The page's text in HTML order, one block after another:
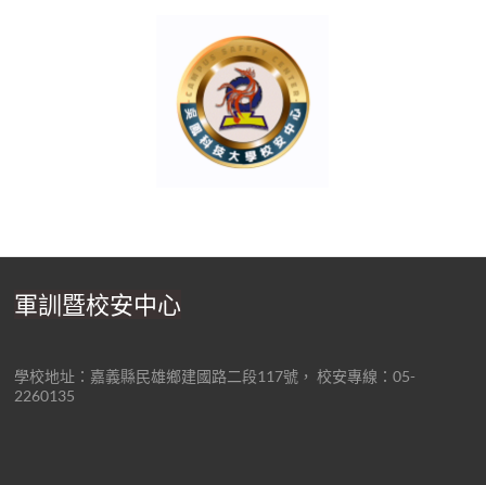
軍訓暨校安中心
學校地址：嘉義縣民雄鄉建國路二段117號， 校安專線：05-
2260135